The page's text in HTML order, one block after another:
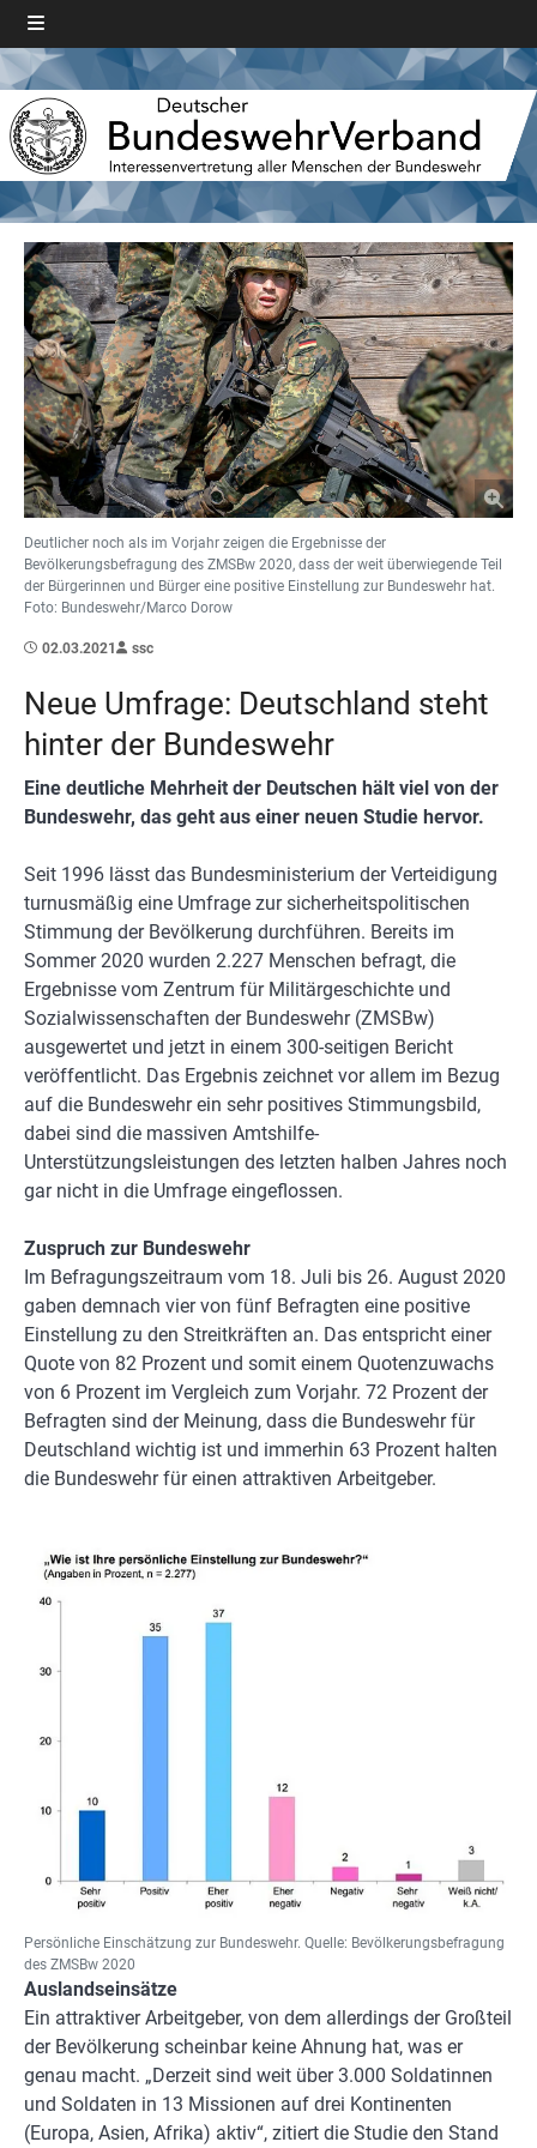
Deutlicher noch als im Vorjahr zeigen die Ergebnisse der
Bevölkerungsbefragung des ZMSBw 2020, dass der weit überwiegende Teil
der Bürgerinnen und Bürger eine positive Einstellung zur Bundeswehr hat.
Foto: Bundeswehr/Marco Dorow
02.03.2021 ssc
Neue Umfrage: Deutschland steht
hinter der Bundeswehr
Eine deutliche Mehrheit der Deutschen hält viel von der
Bundeswehr, das geht aus einer neuen Studie hervor.
Seit 1996 lässt das Bundesministerium der Verteidigung
turnusmäßig eine Umfrage zur sicherheitspolitischen
Stimmung der Bevölkerung durchführen. Bereits im
Sommer 2020 wurden 2.227 Menschen befragt, die
Ergebnisse vom Zentrum für Militärgeschichte und
Sozialwissenschaften der Bundeswehr (ZMSBw)
ausgewertet und jetzt in einem 300-seitigen Bericht
veröffentlicht. Das Ergebnis zeichnet vor allem im Bezug
auf die Bundeswehr ein sehr positives Stimmungsbild,
dabei sind die massiven Amtshilfe-
Unterstützungsleistungen des letzten halben Jahres noch
gar nicht in die Umfrage eingeflossen.
Zuspruch zur Bundeswehr
Im Befragungszeitraum vom 18. Juli bis 26. August 2020
gaben demnach vier von fünf Befragten eine positive
Einstellung zu den Streitkräften an. Das entspricht einer
Quote von 82 Prozent und somit einem Quotenzuwachs
von 6 Prozent im Vergleich zum Vorjahr. 72 Prozent der
Befragten sind der Meinung, dass die Bundeswehr für
Deutschland wichtig ist und immerhin 63 Prozent halten
die Bundeswehr für einen attraktiven Arbeitgeber.
Persönliche Einschätzung zur Bundeswehr. Quelle: Bevölkerungsbefragung
des ZMSBw 2020
Auslandseinsätze
Ein attraktiver Arbeitgeber, von dem allerdings der Großteil
der Bevölkerung scheinbar keine Ahnung hat, was er
genau macht. „Derzeit sind weit über 3.000 Soldatinnen
und Soldaten in 13 Missionen auf drei Kontinenten
(Europa, Asien, Afrika) aktiv“, zitiert die Studie den Stand